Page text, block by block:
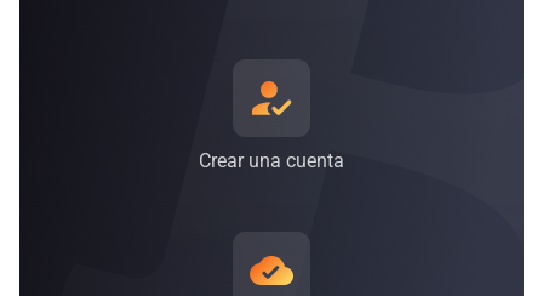
hidroeléctrica*, y el número va en aumento*.
Crear una cuenta